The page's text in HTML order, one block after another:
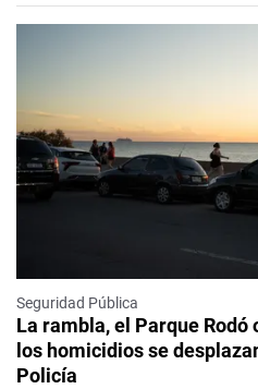
Seguridad Pública
La rambla, el Parque Rodó
los homicidios se
Policía